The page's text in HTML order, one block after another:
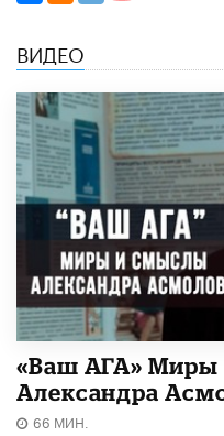
ВИДЕО
«Ваш АГА»
Александра
66 МИН.